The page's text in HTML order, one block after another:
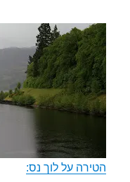
הטירה על לוך נס: